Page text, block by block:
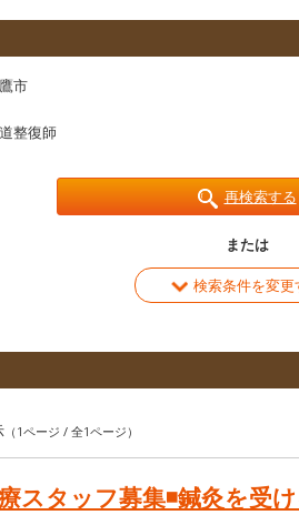
市
整復師
再検索する
または
検索条件を変更
（1ページ / 全1ページ）
療スタッフ募集◾️鍼灸を受